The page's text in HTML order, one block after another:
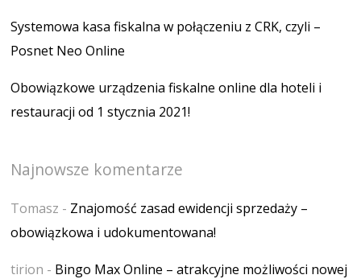
Systemowa kasa fiskalna w połączeniu z CRK, czyli –
Posnet Neo Online
Obowiązkowe urządzenia fiskalne online dla hoteli i
restauracji od 1 stycznia 2021!
Najnowsze komentarze
Tomasz - Znajomość zasad ewidencji sprzedaży –
obowiązkowa i udokumentowana!
tirion - Bingo Max Online – atrakcyjne możliwości nowej